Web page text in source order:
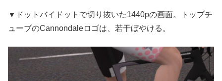
▼ドットバイドットで切り抜いた1440pの画面。トップチ
ューブのCannondaleロゴは、若干ぼやける。